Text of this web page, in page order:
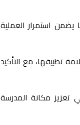
استمرار العملية
تطبيقها، مع التأكيد
تعزيز مكانة المدرسة